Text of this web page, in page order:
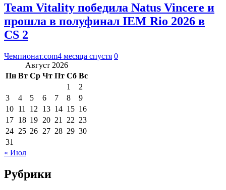
Team Vitality победила Natus Vincere и
прошла в полуфинал IEM Rio 2026 в
CS 2
Чемпионат.com4 месяца спустя 0
Август 2026
Пн Вт Ср Чт Пт Сб Вс
1
2
3
4 5 6 7 8
9
10 11 12 13 14 15 16
17 18 19 20 21 22 23
24 25 26 27 28 29 30
31
« Июл
Рубрики